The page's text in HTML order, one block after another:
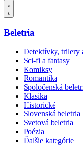
Beletria
Detektívky, trilery
Sci-fi a fantasy
Komiksy
Romantika
Spoločenská
Klasika
Historické
Slovenská beletria
Svetová beletria
Poézia
Ďalšie kategórie